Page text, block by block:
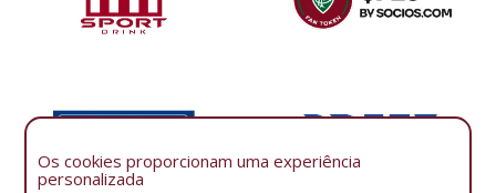
Os cookies proporcionam uma experiência
personalizada